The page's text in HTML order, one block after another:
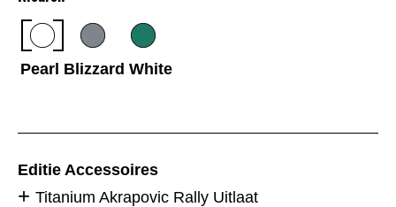
Pearl Blizzard White
Editie Accessoires
Titanium Akrapovic Rally Uitlaat